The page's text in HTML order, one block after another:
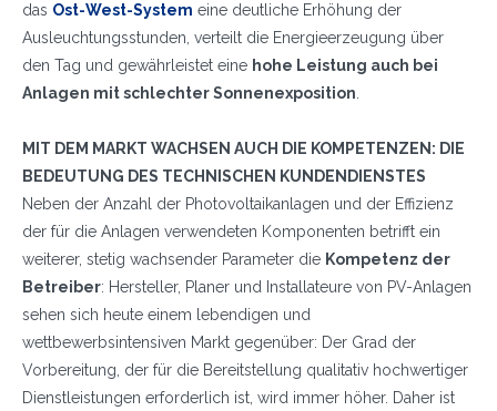
das Ost-West-System eine deutliche Erhöhung der
Ausleuchtungsstunden, verteilt die Energieerzeugung über
den Tag und gewährleistet eine hohe Leistung auch bei
Anlagen mit schlechter Sonnenexposition
MIT DEM MARKT WACHSEN AUCH DIE KOMPETENZEN: DIE
BEDEUTUNG DES TECHNISCHEN KUNDENDIENSTES
Neben der Anzahl der Photovoltaikanlagen und der Effizienz
der für die Anlagen verwendeten Komponenten betrifft ein
weiterer, stetig wachsender Parameter die Kompetenz der
Betreiber: Hersteller, Planer und Installateure von PV-Anlagen
sehen sich heute einem lebendigen und
wettbewerbsintensiven Markt gegenüber: Der Grad der
Vorbereitung, der für die Bereitstellung qualitativ hochwertiger
Dienstleistungen erforderlich ist, wird immer höher. Daher ist
WIE GEHT'S?*
Installateur
EPC
Verteiler